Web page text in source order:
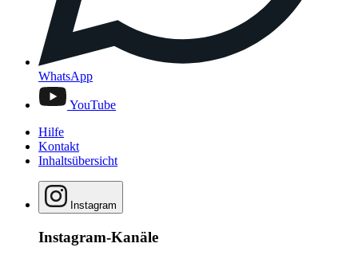
WhatsApp
YouTube
Hilfe
Kontakt
Inhaltsübersicht
Instagram
Instagram-Kanäle